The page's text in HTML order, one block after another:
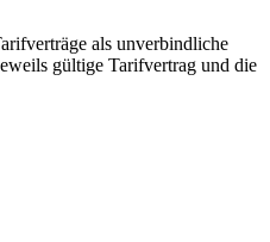
als unverbindliche
gültige Tarifvertrag und die